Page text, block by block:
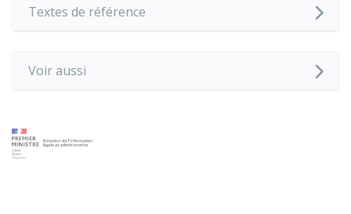
Textes de référence
Voir aussi